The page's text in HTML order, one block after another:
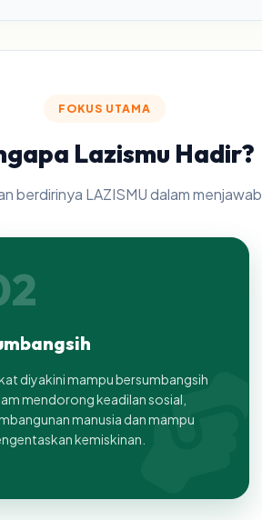
FOKUS UTAMA
Lazismu Hadir?
berdirinya LAZISMU dalam
diyakini mampu bersumbangsih
mendorong keadilan sosial,
manusia dan mampu
kemiskinan.